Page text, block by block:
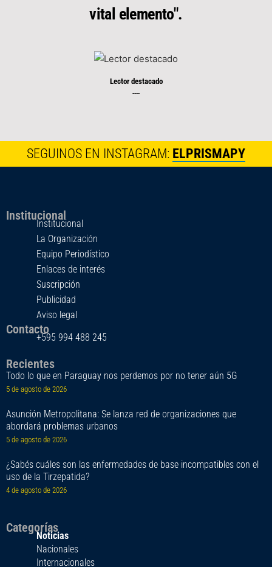
vital elemento".
Lector destacado
----
SEGUINOS EN INSTAGRAM: ELPRISMAPY
Institucional
Institucional
La Organización
Equipo Periodístico
Enlaces de interés
Suscripción
Publicidad
Aviso legal
Contacto
+595 994 488 245
Recientes
Todo lo que en Paraguay nos perdemos por no tener aún 5G
5 de agosto de 2026
Asunción Metropolitana: Se lanza red de organizaciones que
abordará problemas urbanos
5 de agosto de 2026
¿Sabés cuáles son las enfermedades de base incompatibles con el
uso de la Tirzepatida?
4 de agosto de 2026
Categorías
Noticias
Nacionales
Internacionales